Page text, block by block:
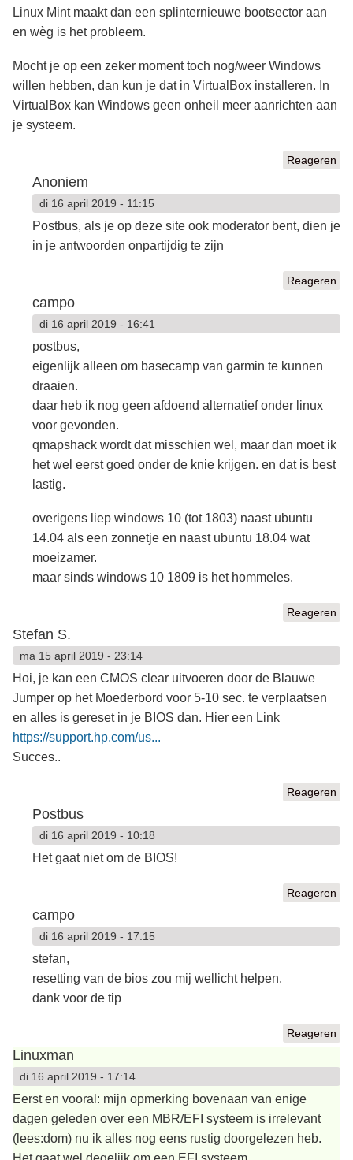
Linux Mint maakt dan een splinternieuwe bootsector aan
en wèg is het probleem.
Mocht je op een zeker moment toch nog/weer Windows
willen hebben, dan kun je dat in VirtualBox installeren. In
VirtualBox kan Windows geen onheil meer aanrichten aan
je systeem.
Reageren
Anoniem
di 16 april 2019 - 11:15
Postbus, als je op deze site ook moderator bent, dien je
in je antwoorden onpartijdig te zijn
Reageren
campo
di 16 april 2019 - 16:41
postbus,
eigenlijk alleen om basecamp van garmin te kunnen
draaien.
daar heb ik nog geen afdoend alternatief onder linux
voor gevonden.
qmapshack wordt dat misschien wel, maar dan moet ik
het wel eerst goed onder de knie krijgen. en dat is best
lastig.
overigens liep windows 10 (tot 1803) naast ubuntu
14.04 als een zonnetje en naast ubuntu 18.04 wat
moeizamer.
maar sinds windows 10 1809 is het hommeles.
Reageren
Stefan S.
ma 15 april 2019 - 23:14
Hoi, je kan een CMOS clear uitvoeren door de Blauwe
Jumper op het Moederbord voor 5-10 sec. te verplaatsen
en alles is gereset in je BIOS dan. Hier een Link
https://support.hp.com/us...
Succes..
Reageren
Postbus
di 16 april 2019 - 10:18
Het gaat niet om de BIOS!
Reageren
campo
di 16 april 2019 - 17:15
stefan,
resetting van de bios zou mij wellicht helpen.
dank voor de tip
Reageren
Linuxman
di 16 april 2019 - 17:14
Eerst en vooral: mijn opmerking bovenaan van enige
dagen geleden over een MBR/EFI systeem is irrelevant
(lees:dom) nu ik alles nog eens rustig doorgelezen heb.